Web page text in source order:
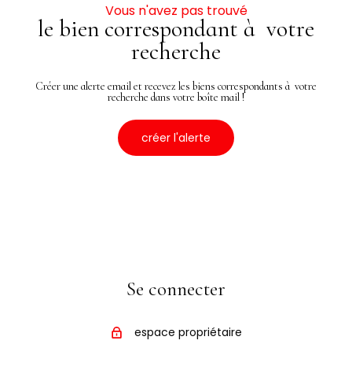
Vous n'avez pas trouvé
le bien correspondant à votre
recherche
Créer une alerte email et recevez les biens correspondants à votre
recherche dans votre boîte mail !
créer l'alerte
Se connecter
espace propriétaire